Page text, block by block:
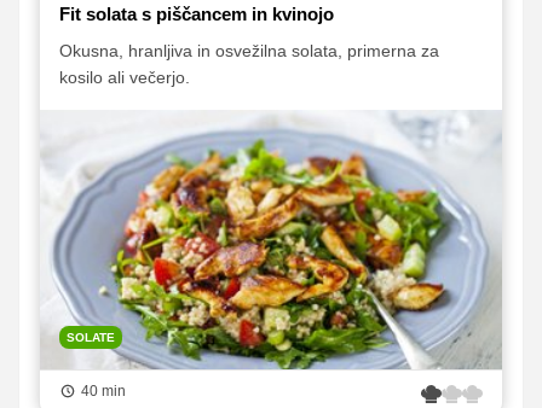
Fit solata s piščancem in kvinojo
Okusna, hranljiva in osvežilna solata, primerna za
kosilo ali večerjo.
SOLATE
40 min